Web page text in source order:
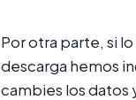
Por otra parte, si
descarga hemos
cambies los datos